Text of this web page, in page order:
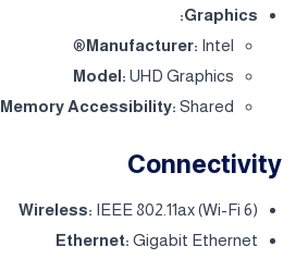
Graphics:
Manufacturer: Intel®
Model: UHD Graphics
Memory Accessibility: Shared
Connectivity
Wireless: IEEE 802.11ax (Wi-Fi 6)
Ethernet: Gigabit Ethernet